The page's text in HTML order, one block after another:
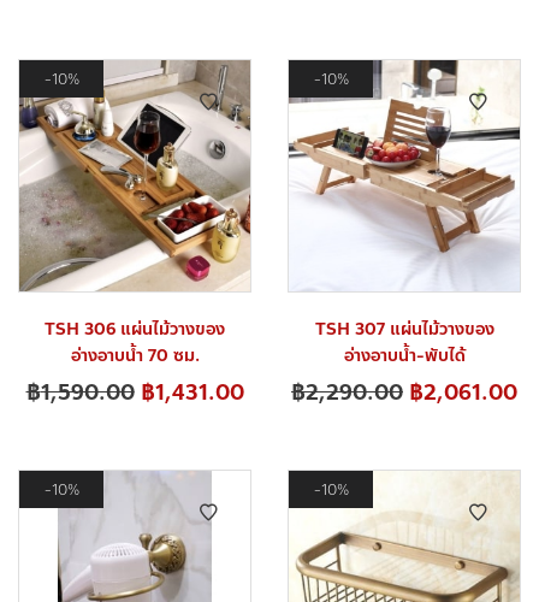
10%
TSH 306 แผ่นไม้วางของ
อ่างอาบน้ำ 70 ซม.
฿1,590.00 ฿1,431.00
10%
TSH 307 แผ่นไม้วางของ
อ่างอาบน้ำ-พับได้
฿2,290.00 ฿2,061.00
10% 10%